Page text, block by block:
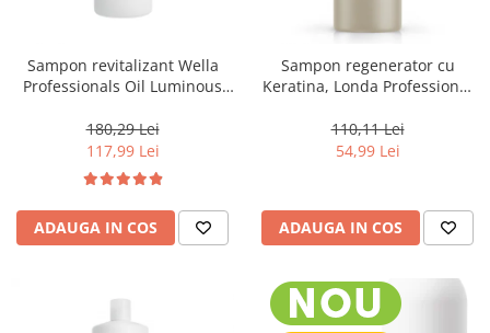
Sampon revitalizant Wella
Professionals Oil Luminous
180,29 Lei
117,99 Lei
ADAUGA IN COS
Sampon regenerator cu
Keratina, Londa Professional
110,11 Lei
54,99 Lei
ADAUGA IN COS